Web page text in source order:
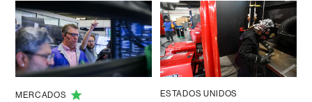
MERCADOS ESTADOS UNIDOS